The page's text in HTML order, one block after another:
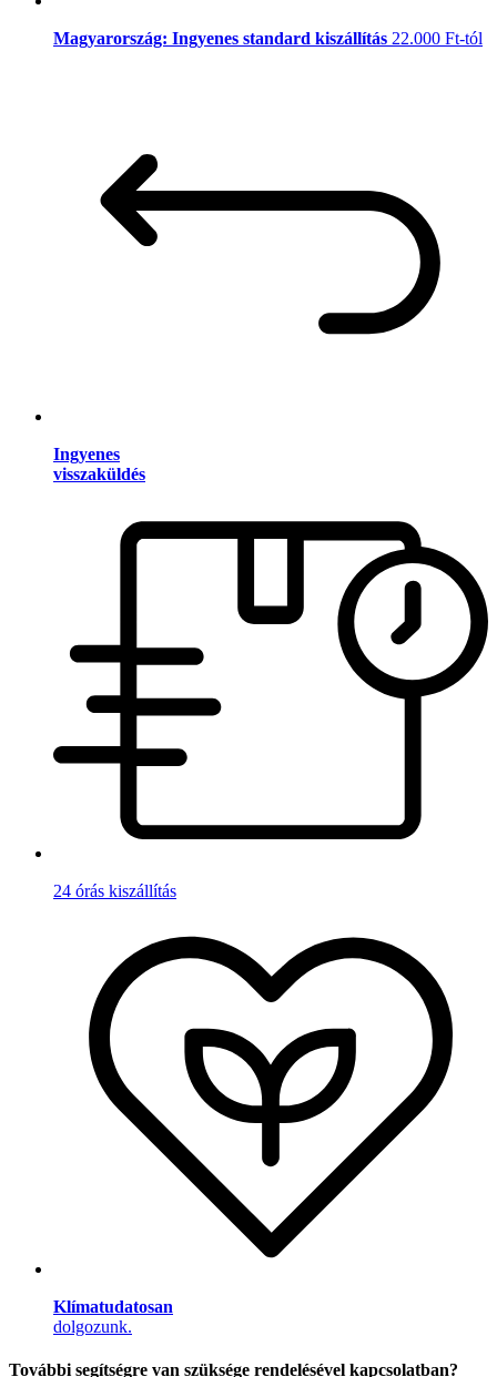
Magyarország: Ingyenes standard kiszállítás 22.000 Ft-tól
Ingyenes
visszaküldés
24 órás kiszállítás
Klímatudatosan
dolgozunk.
További segítségre van szüksége rendelésével kapcsolatban?